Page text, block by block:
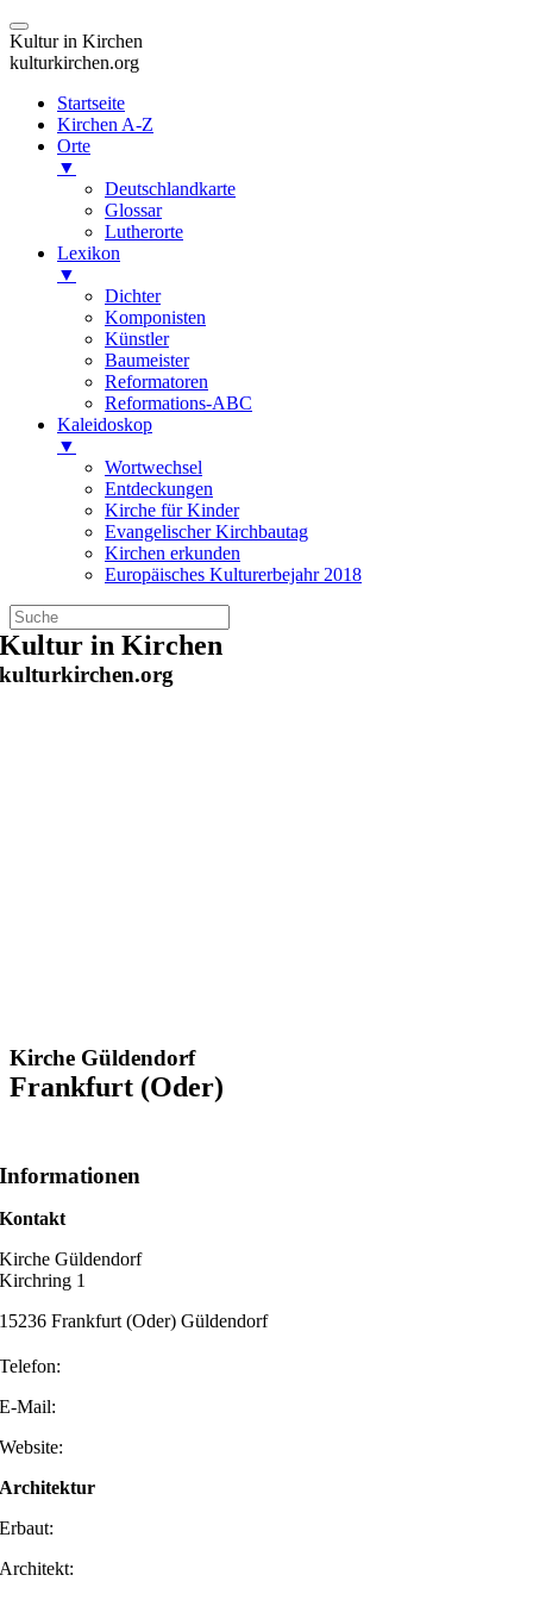
Kultur in Kirchen
kulturkirchen.org
Startseite
Kirchen A-Z
Orte
▼
Deutschlandkarte
Glossar
Lutherorte
Lexikon
▼
Dichter
Komponisten
Künstler
Baumeister
Reformatoren
Reformations-ABC
Kaleidoskop
▼
Wortwechsel
Entdeckungen
Kirche für Kinder
Evangelischer Kirchbautag
Kirchen erkunden
Europäisches Kulturerbejahr 2018
Zum
Inhalt
springen
Kultur in Kirchen
kulturkirchen.org
Kirche Güldendorf
Frankfurt (Oder)
Informationen
Kontakt
Kirche Güldendorf
Kirchring 1
15236 Frankfurt (Oder) Güldendorf
Telefon:
E-Mail:
Website:
Architektur
Erbaut:
Architekt: